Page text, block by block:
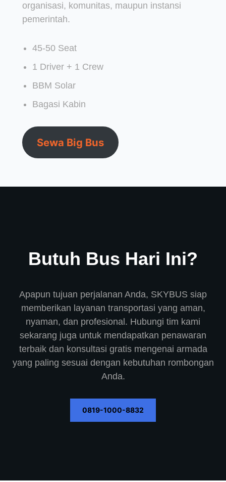
organisasi, komunitas, maupun instansi
pemerintah.
45-50 Seat
1 Driver + 1 Crew
BBM Solar
Bagasi Kabin
Sewa Big Bus
Butuh Bus Hari Ini?
Apapun tujuan perjalanan Anda, SKYBUS siap
memberikan layanan transportasi yang aman,
nyaman, dan profesional. Hubungi tim kami
sekarang juga untuk mendapatkan penawaran
terbaik dan konsultasi gratis mengenai armada
yang paling sesuai dengan kebutuhan rombongan
Anda.
0819-1000-8832